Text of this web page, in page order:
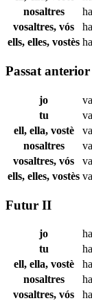
nosaltres
vosaltres, vós
ells, elles, vostès
Passat
jo
tu
ell, ella, vostè
nosaltres
vosaltres, vós
ells, elles, vostès
Futur II
jo
tu
ell, ella, vostè
nosaltres
vosaltres, vós